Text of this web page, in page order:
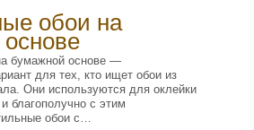
обои на
бумажной основе —
для тех, кто ищет обои из
Они используются для оклейки
благополучно с этим
обои с…